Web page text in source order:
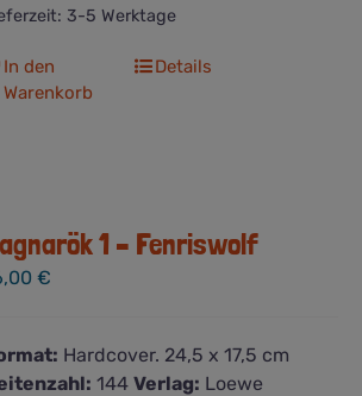
3-5 Werktage
In den
Warenkorb
Details
1 – Fenriswolf
€
Hardcover. 24,5 x 17,5 cm
144Verlag: Loewe